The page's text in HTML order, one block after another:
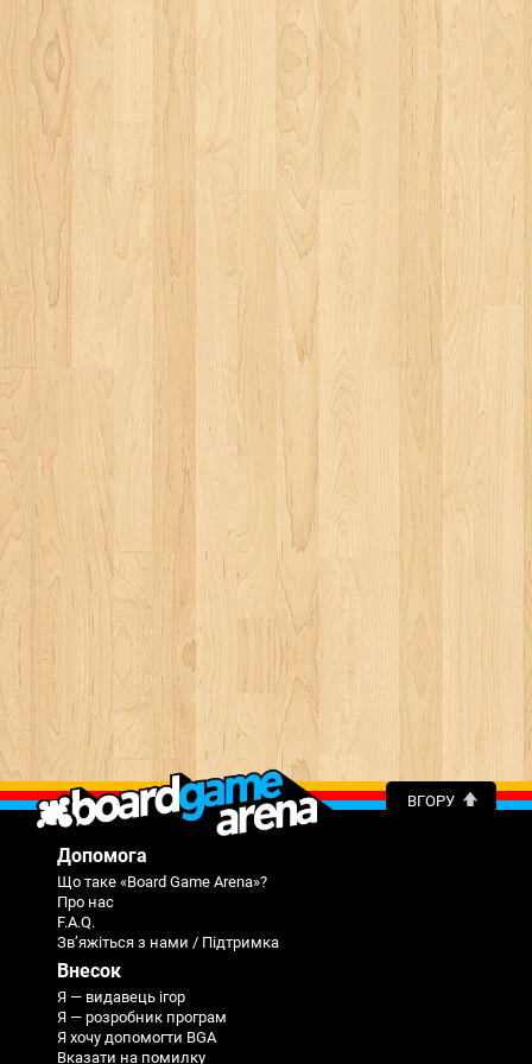
ВГОРУ
Допомога
Що таке «Board Game Arena»?
Про нас
F.A.Q.
Зв’яжіться з нами / Підтримка
Внесок
Я — видавець ігор
Я — розробник програм
Я хочу допомогти BGA
Вказати на помилку